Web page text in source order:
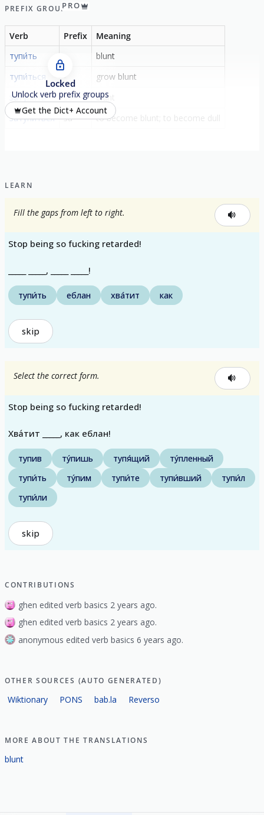
PREFIX GROUPPRO
Verb Prefix
Meaning
тупи́ть
blunt
тупи́ться
grow blunt
затупи́ть
за-
blunt
затупи́ться
за- to become blunt; to become dull
Locked
Unlock verb prefix groups
Get the Dict+ Account
LEARN
Fill the gaps from left to right.
Stop being so fucking retarded!
_____ _____, _____ _____!
тупи́ть еблан хва́тит как
skip
Select the correct form.
Stop being so fucking retarded!
Хва́тит _____, как еблан!
тупив ту́пишь тупя́щий
ту́пленный
тупи́ть
ту́пим тупи́те тупи́вший
тупи́л
тупи́ли
skip
CONTRIBUTIONS
ghen edited verb basics 2 years ago.
ghen edited verb basics 2 years ago.
anonymous edited verb basics 6 years ago.
OTHER SOURCES (AUTO GENERATED)
Wiktionary PONS bab.la Reverso
MORE ABOUT THE TRANSLATIONS
blunt